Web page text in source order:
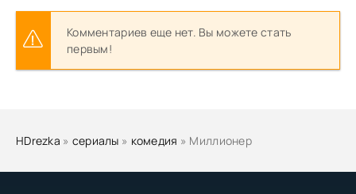
Комментариев еще нет. Вы можете стать
первым!
HDrezka » сериалы » комедия » Миллионер